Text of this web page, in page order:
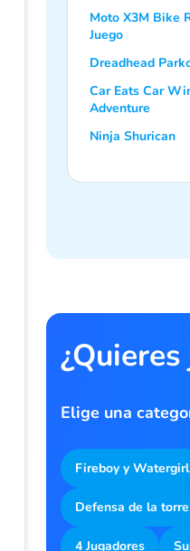
Moto X3M Bike
Juego
Dreadhead
Car Eats Car
Adventure
Ninja Shurican
Elige una
Fireboy y Watergirl
Defensa de la torre
4 Jugadores